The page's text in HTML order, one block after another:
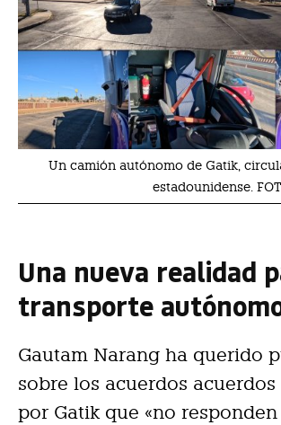
Un camión autónomo de Gatik,
estadounidense.
Una nueva realidad
transporte
Gautam Narang ha querido
sobre los acuerdos
por Gatik que «no responden